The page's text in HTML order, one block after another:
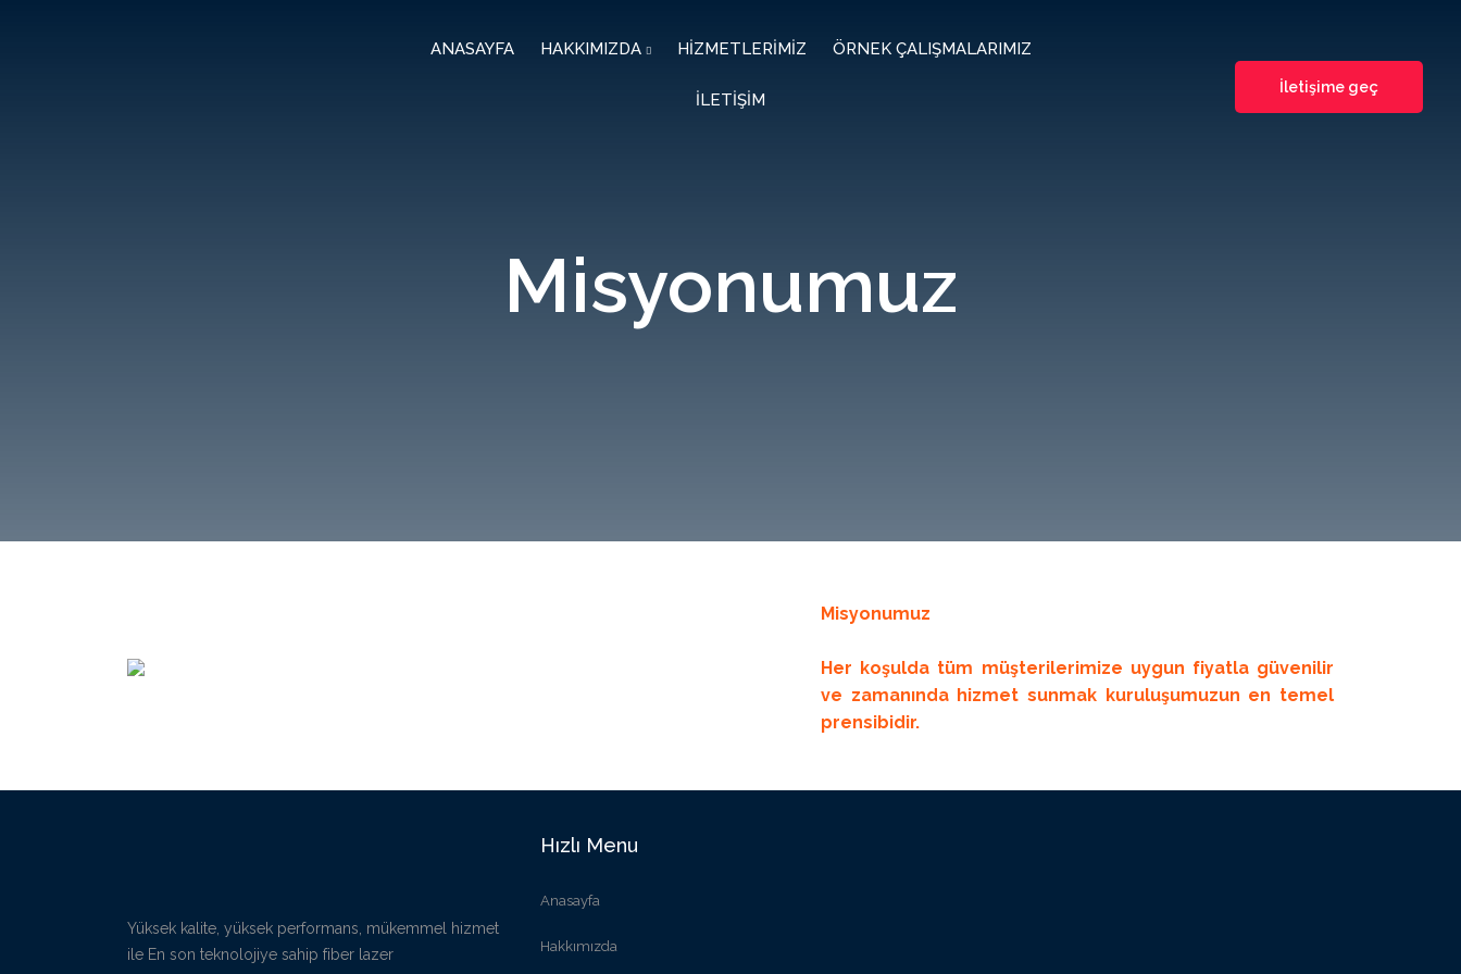
ANASAYFA HAKKIMIZDA HİZMETLERİMİZ ÖRNEK ÇALIŞMALARIMIZ
İLETİŞİM
İletişime geç
Misyonumuz
Misyonumuz
Her koşulda tüm müşterilerimize uygun fiyatla güvenilir
ve zamanında hizmet sunmak kuruluşumuzun en temel
prensibidir.
Yüksek kalite, yüksek performans, mükemmel hizmet
ile En son teknolojiye sahip fiber lazer
Hızlı Menu
Anasayfa
Hakkımızda